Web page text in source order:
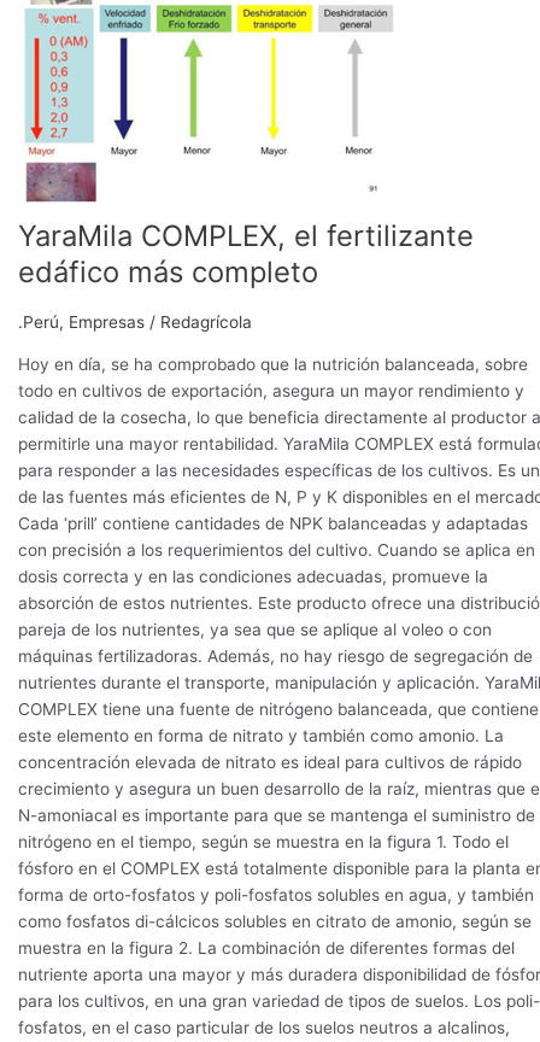
YaraMila COMPLEX, el fertilizante
edáfico más completo
.Perú, Empresas / Redagrícola
Hoy en día, se ha comprobado que la nutrición balanceada, sobre
todo en cultivos de exportación, asegura un mayor rendimiento y
calidad de la cosecha, lo que beneficia directamente al productor
permitirle una mayor rentabilidad. YaraMila COMPLEX está
para responder a las necesidades específicas de los cultivos. Es
de las fuentes más eficientes de N, P y K disponibles en el
Cada ‘prill’ contiene cantidades de NPK balanceadas y adaptadas
con precisión a los requerimientos del cultivo. Cuando se aplica en
dosis correcta y en las condiciones adecuadas, promueve la
absorción de estos nutrientes. Este producto ofrece una
pareja de los nutrientes, ya sea que se aplique al voleo o con
máquinas fertilizadoras. Además, no hay riesgo de segregación de
nutrientes durante el transporte, manipulación y aplicación.
COMPLEX tiene una fuente de nitrógeno balanceada, que contiene
este elemento en forma de nitrato y también como amonio. La
concentración elevada de nitrato es ideal para cultivos de rápido
crecimiento y asegura un buen desarrollo de la raíz, mientras que
N-amoniacal es importante para que se mantenga el suministro de
nitrógeno en el tiempo, según se muestra en la figura 1. Todo el
fósforo en el COMPLEX está totalmente disponible para la planta
forma de orto-fosfatos y poli-fosfatos solubles en agua, y también
como fosfatos di-cálcicos solubles en citrato de amonio, según se
muestra en la figura 2. La combinación de diferentes formas del
nutriente aporta una mayor y más duradera disponibilidad de
para los cultivos, en una gran variedad de tipos de suelos. Los poli-
fosfatos, en el caso particular de los suelos neutros a alcalinos,
el
fertilizante
edáfico
completo